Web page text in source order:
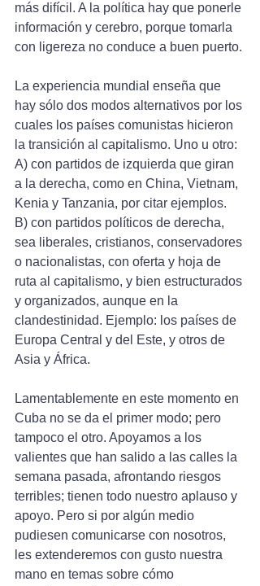
más difícil. A la política hay que ponerle
información y cerebro, porque tomarla
con ligereza no conduce a buen puerto.
La experiencia mundial enseña que
hay sólo dos modos alternativos por los
cuales los países comunistas hicieron
la transición al capitalismo. Uno u otro:
A) con partidos de izquierda que giran
a la derecha, como en China, Vietnam,
Kenia y Tanzania, por citar ejemplos.
B) con partidos políticos de derecha,
sea liberales, cristianos, conservadores
o nacionalistas, con oferta y hoja de
ruta al capitalismo, y bien estructurados
y organizados, aunque en la
clandestinidad. Ejemplo: los países de
Europa Central y del Este, y otros de
Asia y África.
Lamentablemente en este momento en
Cuba no se da el primer modo; pero
tampoco el otro. Apoyamos a los
valientes que han salido a las calles la
semana pasada, afrontando riesgos
terribles; tienen todo nuestro aplauso y
apoyo. Pero si por algún medio
pudiesen comunicarse con nosotros,
les extenderemos con gusto nuestra
mano en temas sobre cómo